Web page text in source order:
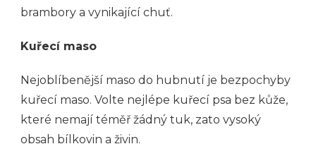
brambory a vynikající chuť.
Kuřecí maso
Nejoblíbenější maso do hubnutí je bezpochyby
kuřecí maso. Volte nejlépe kuřecí psa bez kůže,
které nemají téměř žádný tuk, zato vysoký
obsah bílkovin a živin.